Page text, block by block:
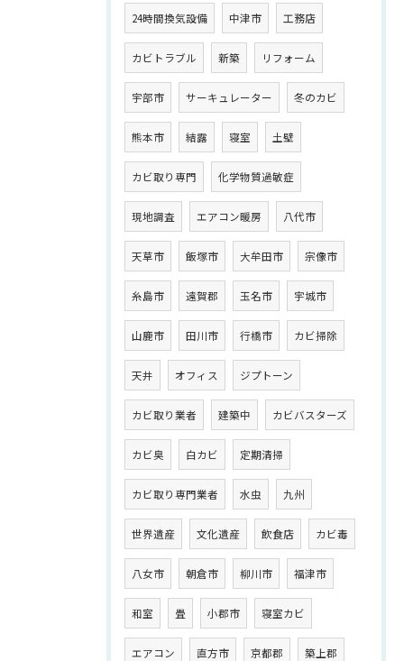
24時間換気設備 中津市 工務店
カビトラブル 新築 リフォーム
宇部市 サーキュレーター 冬のカビ
熊本市 結露 寝室 土壁
カビ取り専門 化学物質過敏症
現地調査 エアコン暖房 八代市
天草市 飯塚市 大牟田市 宗像市
糸島市 遠賀郡 玉名市 宇城市
山鹿市 田川市 行橋市 カビ掃除
天井 オフィス ジプトーン
カビ取り業者 建築中 カビバスターズ
カビ臭 白カビ 定期清掃
カビ取り専門業者 水虫 九州
世界遺産 文化遺産 飲食店 カビ毒
八女市 朝倉市 柳川市 福津市
和室 畳 小郡市 寝室カビ
エアコン 直方市 京都郡 築上郡